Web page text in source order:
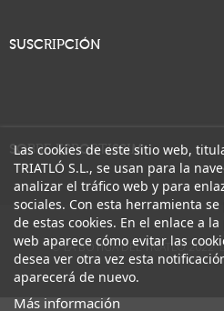
SUSCRIPCIÓN
SOBRE ESPORTISSIM
Las cookies de este sitio web,
TRIATLÓ S.L., se usan para la
analizar el tráfico web y para
sociales. Con esta herramienta
de estas cookies. En el enlace a
web aparece cómo evitar las
desea ver otra vez esta
aparecerá de nuevo.
Más información
© LA BOTIGA DEL TRIATLO